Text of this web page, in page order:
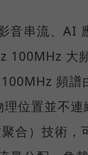
音串流、AI
100MHz 大
頻譜
位置並不連
合）技術，